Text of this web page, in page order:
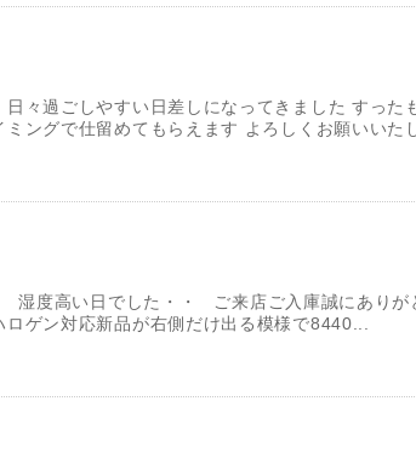
々過ごしやすい日差しになってきました すっ
ングで仕留めてもらえます よろしくお願いいた
湿度高い日でした・・ ご来店ご入庫誠にあり
ゲン対応新品が右側だけ出る模様で8440...